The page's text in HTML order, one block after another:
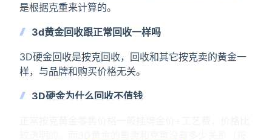
是根据克重来计算的。
3d黄金回收跟正常回收一样吗
3D硬金回收是按克回收，回收和其它按克卖的黄金一
样，与品牌和购买价格无关。
3D硬金为什么回收不值钱